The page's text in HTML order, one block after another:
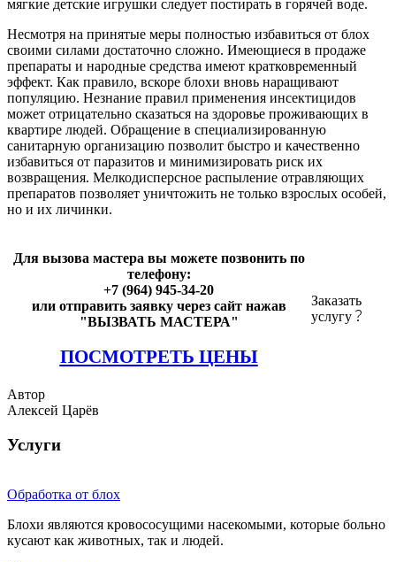
мягкие детские игрушки следует постирать в горячей воде.
Несмотря на принятые меры полностью избавиться от блох
своими силами достаточно сложно. Имеющиеся в продаже
препараты и народные средства имеют кратковременный
эффект. Как правило, вскоре блохи вновь наращивают
популяцию. Незнание правил применения инсектицидов
может отрицательно сказаться на здоровье проживающих в
квартире людей. Обращение в специализированную
санитарную организацию позволит быстро и качественно
избавиться от паразитов и минимизировать риск их
возвращения. Мелкодисперсное распыление отравляющих
препаратов позволяет уничтожить не только взрослых особей,
но и их личинки.
Для вызова мастера вы можете позвонить по
телефону:
+7 (964) 945-34-20
или отправить заявку через сайт нажав
"ВЫЗВАТЬ МАСТЕРА"
ПОСМОТРЕТЬ ЦЕНЫ
Заказать
услугу
Автор
Алексей Царёв
Услуги
Обработка от блох
Блохи являются кровососущими насекомыми, которые больно
кусают как животных, так и людей.